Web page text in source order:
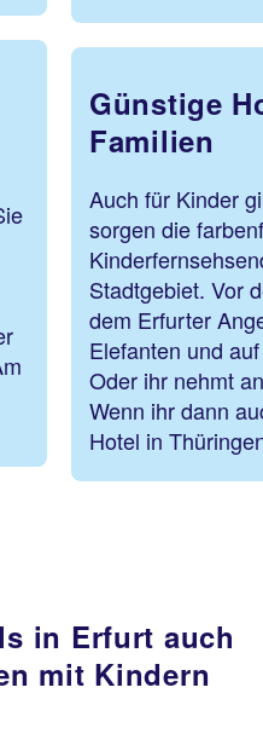
Günstige
Familien
Auch für Kinder
sorgen die
Stadtgebiet. Vor
dem Erfurter
Elefanten und
Oder ihr nehmt
Wenn ihr dann
Hotel in
in Erfurt auch
mit Kindern